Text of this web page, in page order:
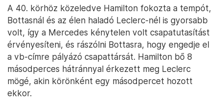
A 40. körhöz közeledve Hamilton fokozta a tempót,
Bottasnál és az élen haladó Leclerc-nél is gyorsabb
volt, így a Mercedes kénytelen volt csapatutasítást
érvényesíteni, és rászólni Bottasra, hogy engedje el
a vb-címre pályázó csapattársát. Hamilton bő 8
másodperces hátránnyal érkezett meg Leclerc
mögé, akin körönként egy másodpercet hozott
ekkor.